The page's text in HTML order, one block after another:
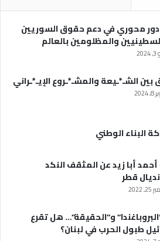
محوري في دعم حقوق السوريين
والمظلومين بالعالم
بين الشـ*ـيعة والمشـ*ـروع الإيـ*ـراني
البناء الوطني
أبا زيد عن المثقف النكد
قطر
و”الحقيقة”… هل تقرع
طبول الحرب في لبنان؟